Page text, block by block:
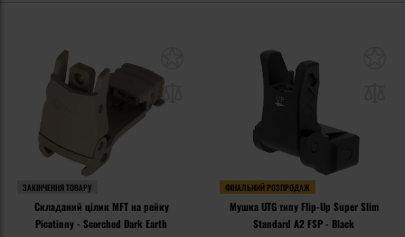
ЗАКІНЧЕННЯ ТОВАРУ
Складаний цілик MFT на рейку
Picatinny - Scorched Dark Earth
ФІНАЛЬНИЙ РОЗПРОДАЖ
Мушка UTG типу Flip-Up Super Slim
Standard A2 FSP - Black